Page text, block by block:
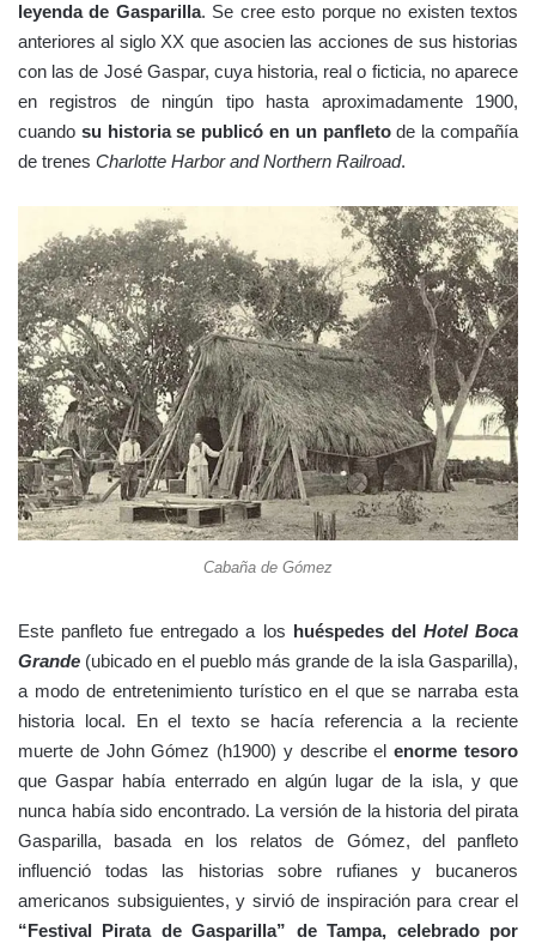
leyenda de Gasparilla. Se cree esto porque no existen textos
anteriores al siglo XX que asocien las acciones de sus historias
con las de José Gaspar, cuya historia, real o ficticia, no aparece
en registros de ningún tipo hasta aproximadamente 1900,
cuando su historia se publicó en un panfletode la compañía
de trenes Charlotte Harbor and Northern Railroad.
Cabaña de Gómez
Este panfleto fue entregado a los huéspedes del Hotel Boca
Grande (ubicado en el pueblo más grande de la isla Gasparilla),
a modo de entretenimiento turístico en el que se narraba esta
historia local. En el texto se hacía referencia a la reciente
muerte de John Gómez (h1900) y describe elenorme tesoro
que Gaspar había enterrado en algún lugar de la isla, y que
nunca había sido encontrado. La versión de la historia del pirata
Gasparilla, basada en los relatos de Gómez, del panfleto
influenció todas las historias sobre rufianes y bucaneros
americanos subsiguientes, y sirvió de inspiración para crear el
“Festival Pirata de Gasparilla” de Tampa, celebrado por